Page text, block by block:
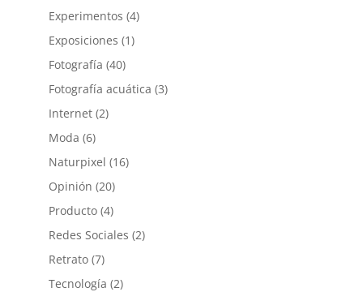
Experimentos (4)
Exposiciones (1)
Fotografía (40)
Fotografía acuática (3)
Internet(2)
Moda (6)
Naturpixel (16)
Opinión (20)
Producto(4)
Redes Sociales (2)
Retrato(7)
Tecnología (2)